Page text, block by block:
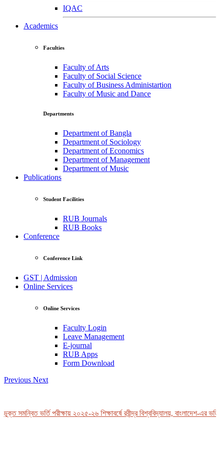
IQAC
Academics
Faculties
Faculty of Arts
Faculty of Social Science
Faculty of Business Administartion
Faculty of Music and Dance
Departments
Department of Bangla
Department of Sociology
Department of Economics
Department of Management
Department of Music
Publications
Student Facilities
RUB Journals
RUB Books
Conference
Conference Link
GST | Admission
Online Services
Online Services
Faculty Login
Leave Management
E-journal
RUB Apps
Form Download
Previous Next
সমন্বিত ভর্তি পরীক্ষায় ২০২৫-২৬ শিক্ষাবর্ষে রবীন্দ্র বিশ্ববিদ্যালয়, বাংলাদেশ-এর